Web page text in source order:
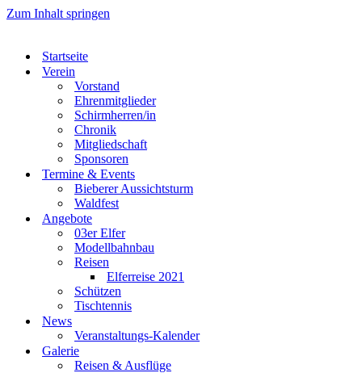
Zum Inhalt springen
Startseite
Verein
Vorstand
Ehrenmitglieder
Schirmherren/in
Chronik
Mitgliedschaft
Sponsoren
Termine & Events
Bieberer Aussichtsturm
Waldfest
Angebote
03er Elfer
Modellbahnbau
Reisen
Elferreise 2021
Schützen
Tischtennis
News
Veranstaltungs-Kalender
Galerie
Reisen & Ausflüge